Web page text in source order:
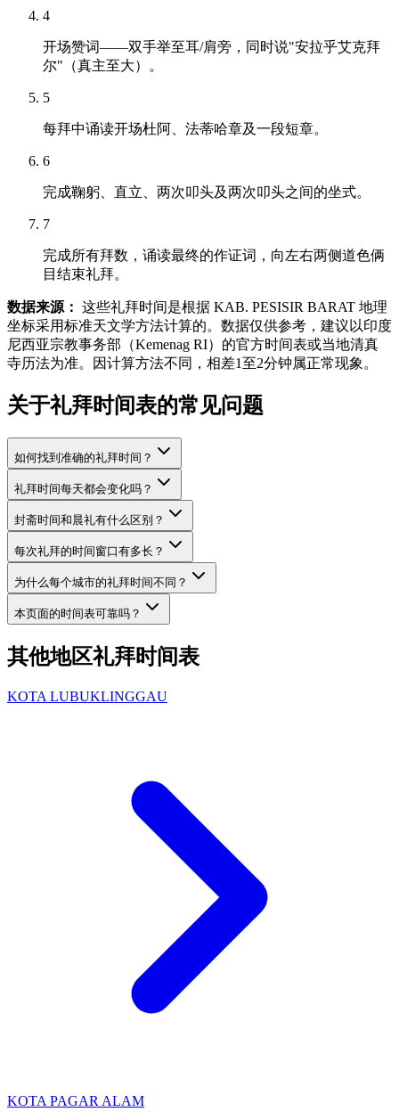
4
开场赞词——双手举至耳/肩旁，同时说"安拉乎艾克拜
尔"（真主至大）。
5
每拜中诵读开场杜阿、法蒂哈章及一段短章。
6
完成鞠躬、直立、两次叩头及两次叩头之间的坐式。
7
完成所有拜数，诵读最终的作证词，向左右两侧道色俩
目结束礼拜。
数据来源： 这些礼拜时间是根据 KAB. PESISIR BARAT 地理
坐标采用标准天文学方法计算的。数据仅供参考，建议以印度
尼西亚宗教事务部（Kemenag RI）的官方时间表或当地清真
寺历法为准。因计算方法不同，相差1至2分钟属正常现象。
关于礼拜时间表的常见问题
如何找到准确的礼拜时间？
礼拜时间每天都会变化吗？
封斋时间和晨礼有什么区别？
每次礼拜的时间窗口有多长？
为什么每个城市的礼拜时间不同？
本页面的时间表可靠吗？
其他地区礼拜时间表
KOTA LUBUKLINGGAU
KOTA PAGAR ALAM